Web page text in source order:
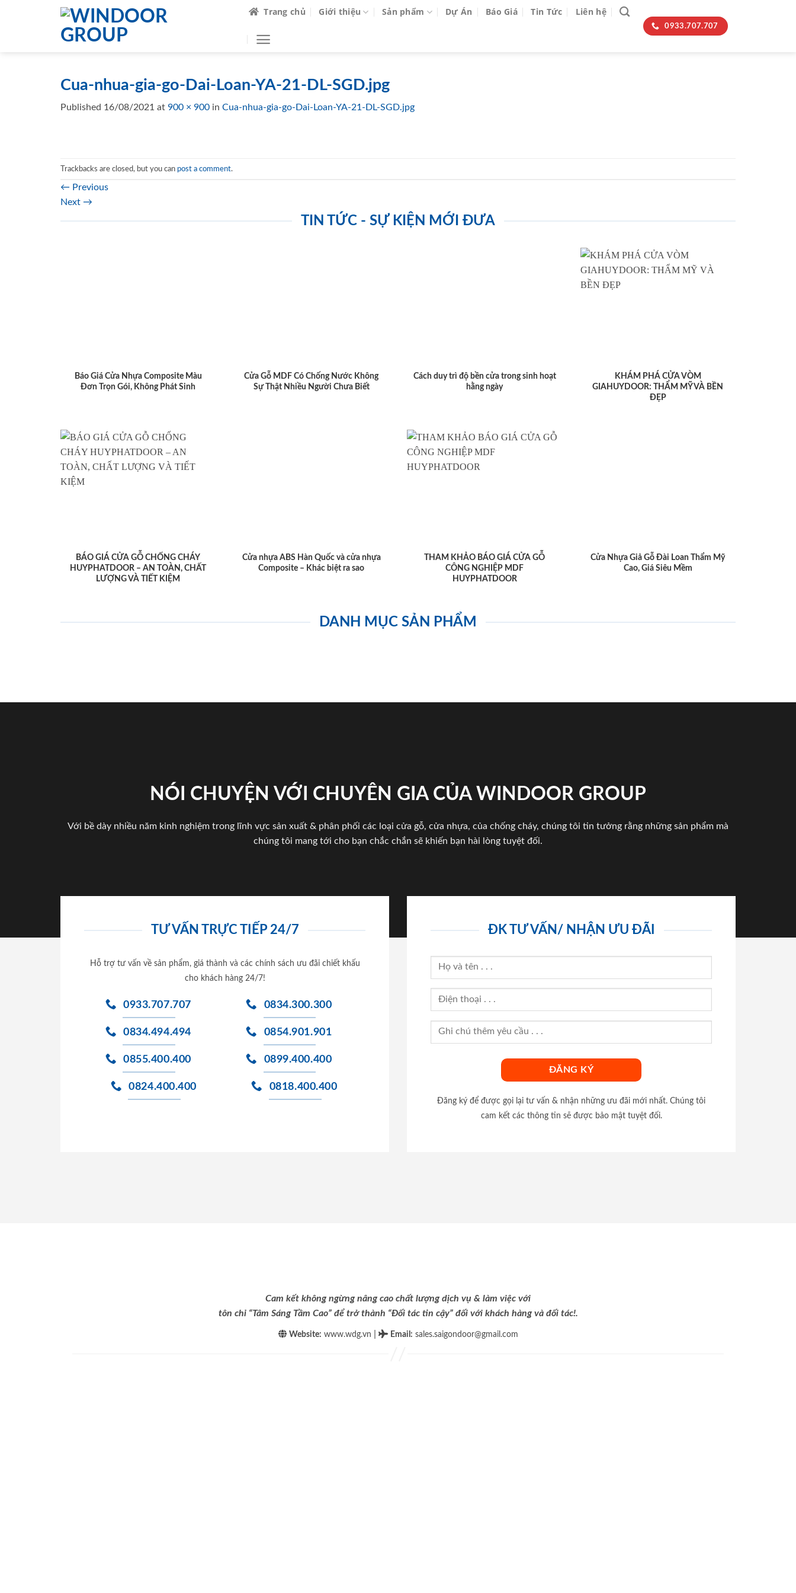
Trang chủ Giới thiệu Sản phẩm Dự Án Báo Giá Tin Tức Liên hệ
0933.707.707
Cua-nhua-gia-go-Dai-Loan-YA-21-DL-SGD.jpg
Published 16/08/2021 at 900 × 900 in Cua-nhua-gia-go-Dai-Loan-YA-21-DL-SGD.jpg
Trackbacks are closed, but you can post a comment.
← Previous
Next →
TIN TỨC - SỰ KIỆN MỚI ĐƯA
Báo Giá Cửa Nhựa Composite Màu
Đơn Trọn Gói, Không Phát Sinh
Cửa Gỗ MDF Có Chống Nước Không
Sự Thật Nhiều Người Chưa Biết
Cách duy trì độ bền cửa trong sinh hoạt
hằng ngày
KHÁM PHÁ CỬA VÒM
GIAHUYDOOR: THẨM MỸ VÀ BỀN
ĐẸP
BÁO GIÁ CỬA GỖ CHỐNG CHÁY
HUYPHATDOOR – AN TOÀN, CHẤT
LƯỢNG VÀ TIẾT KIỆM
Cửa nhựa ABS Hàn Quốc và cửa nhựa
Composite – Khác biệt ra sao
THAM KHẢO BÁO GIÁ CỬA GỖ
CÔNG NGHIỆP MDF
HUYPHATDOOR
Cửa Nhựa Giả Gỗ Đài Loan Thẩm Mỹ
Cao, Giá Siêu Mềm
DANH MỤC SẢN PHẨM
NÓI CHUYỆN VỚI CHUYÊN GIA CỦA WINDOOR GROUP
Với bề dày nhiều năm kinh nghiệm trong lĩnh vực sản xuất & phân phối các loại cửa gỗ, cửa nhựa, của chống cháy, chúng tôi tin tưởng rằng những sản phẩm mà
chúng tôi mang tới cho bạn chắc chắn sẽ khiến bạn hài lòng tuyệt đối.
TƯ VẤN TRỰC TIẾP 24/7
Hỗ trợ tư vấn về sản phẩm, giá thành và các chính sách ưu đãi chiết khấu
cho khách hàng 24/7!
0933.707.707
0834.494.494
0855.400.400
0824.400.400
0834.300.300
0854.901.901
0899.400.400
0818.400.400
ĐK TƯ VẤN/ NHẬN ƯU ĐÃI
Đăng ký để được gọi lại tư vấn & nhận những ưu đãi mới nhất. Chúng tôi
cam kết các thông tin sẽ được bảo mật tuyệt đối.
Cam kết không ngừng nâng cao chất lượng dịch vụ & làm việc với
tôn chỉ “Tâm Sáng Tầm Cao” để trở thành “Đối tác tin cậy” đối với khách hàng và đối tác!.
Website: www.wdg.vn Email : sales.saigondoor@gmail.com